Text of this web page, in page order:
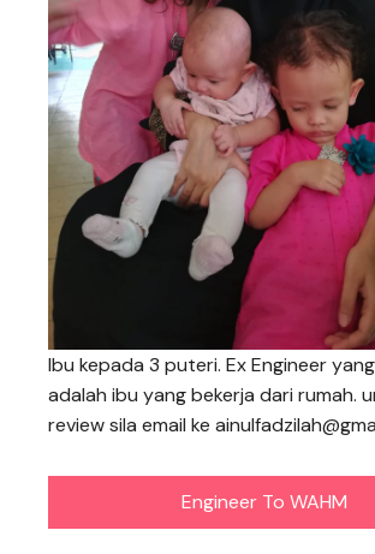
Ibu kepada 3 puteri. Ex Engineer
adalah ibu yang bekerja dari rumah.
review sila email ke
Engineer To WAHM